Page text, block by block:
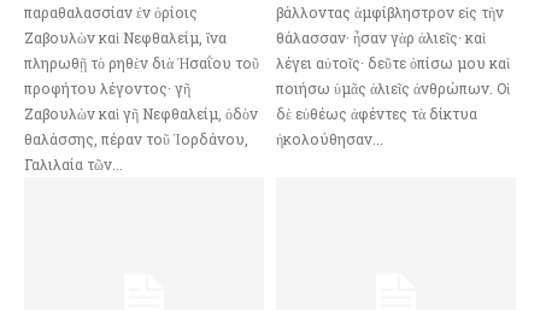
παραθαλασσίαν ἐν ὁρίοις
Ζαβουλὼν καὶ Νεφθαλείμ, ἵνα
πληρωθῇ τὸ ρηθὲν διὰ Ἡσαΐου τοῦ
προφήτου λέγοντος· γῆ
Ζαβουλὼν καὶ γῆ Νεφθαλείμ, ὁδὸν
θαλάσσης, πέραν τοῦ Ἰορδάνου,
Γαλιλαία τῶν...
βάλλοντας ἀμφίβληστρον εἰς τὴν
θάλασσαν· ἦσαν γὰρ ἁλιεῖς· καὶ
λέγει αὐτοῖς· δεῦτε ὀπίσω μου καὶ
ποιήσω ὑμᾶς ἁλιεῖς ἀνθρώπων. Οἱ
δὲ εὐθέως ἀφέντες τὰ δίκτυα
ἠκολούθησαν...